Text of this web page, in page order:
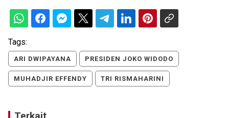
Tags:
ARI DWIPAYANA PRESIDEN JOKO WIDODO
MUHADJIR EFFENDY TRI RISMAHARINI